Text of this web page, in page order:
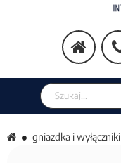
Szukaj w sklepie
gniazdka i wyłączniki